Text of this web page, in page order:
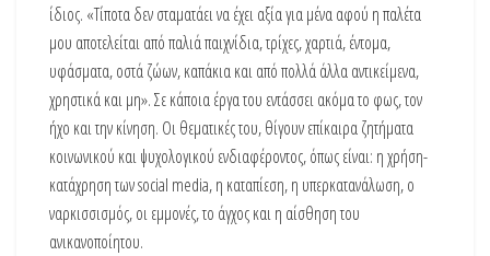
ίδιος. «Τίποτα δεν σταματάει να έχει αξία για μένα αφού η παλέτα
μου αποτελείται από παλιά παιχνίδια, τρίχες, χαρτιά, έντομα,
υφάσματα, οστά ζώων, καπάκια και από πολλά άλλα αντικείμενα,
χρηστικά και μη». Σε κάποια έργα του εντάσσει ακόμα το φως, τον
ήχο και την κίνηση. Οι θεματικές του, θίγουν επίκαιρα ζητήματα
κοινωνικού και ψυχολογικού ενδιαφέροντος, όπως είναι: η χρήση-
κατάχρηση των social media, η καταπίεση, η υπερκατανάλωση, ο
ναρκισσισμός, οι εμμονές, το άγχος και η αίσθηση του
ανικανοποίητου.